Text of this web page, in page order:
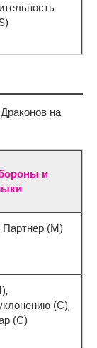
на
и
Партнер (М)
(С),
(С)